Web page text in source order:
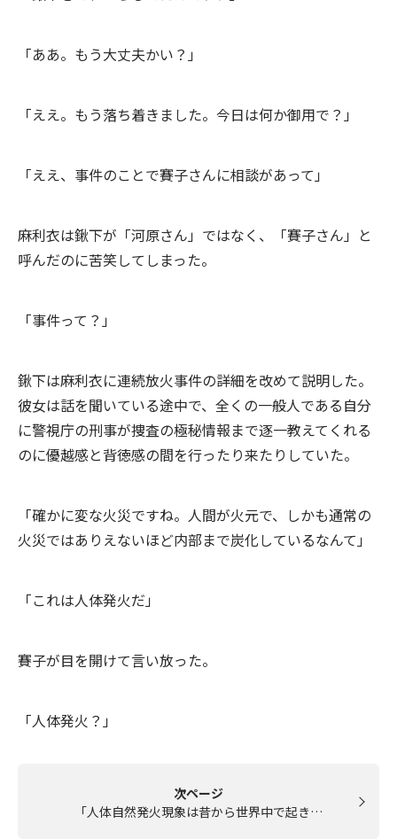
「ああ。もう大丈夫かい？」
「ええ。もう落ち着きました。今日は何か御用で？」
「ええ、事件のことで賽子さんに相談があって」
麻利衣は鍬下が「河原さん」ではなく、「賽子さん」と
呼んだのに苦笑してしまった。
「事件って？」
鍬下は麻利衣に連続放火事件の詳細を改めて説明した。
彼女は話を聞いている途中で、全くの一般人である自分
に警視庁の刑事が捜査の極秘情報まで逐一教えてくれる
のに優越感と背徳感の間を行ったり来たりしていた。
「確かに変な火災ですね。人間が火元で、しかも通常の
火災ではありえないほど内部まで炭化しているなんて」
「これは人体発火だ」
賽子が目を開けて言い放った。
「人体発火？」
次ページ
「人体自然発火現象は昔から世界中で起き…